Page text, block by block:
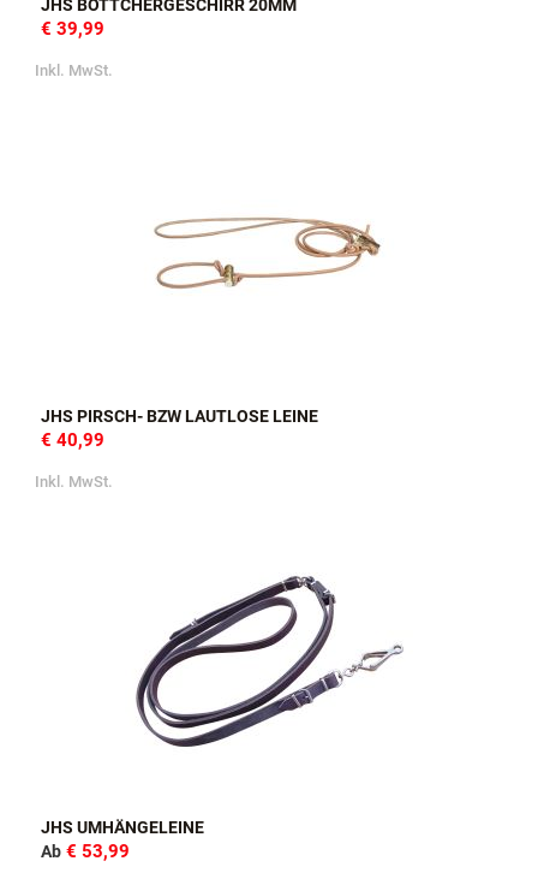
JHS BÖTTCHERGESCHIRR 20MM
€ 39,99
Inkl. MwSt.
JHS PIRSCH- BZW LAUTLOSE LEINE
€ 40,99
Inkl. MwSt.
JHS UMHÄNGELEINE
Ab € 53,99